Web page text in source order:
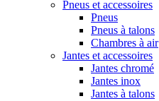
Pneus et accessoires
Pneus
Pneus à talons
Chambres à air
Jantes et accessoires
Jantes chromé
Jantes inox
Jantes à talons